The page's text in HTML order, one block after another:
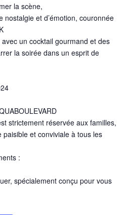
la scène,
nostalgie et d’émotion, couronnée
avec un cocktail gourmand et des
la soirée dans un esprit de
strictement réservée aux familles,
et conviviale à tous les
:
spécialement conçu pour vous